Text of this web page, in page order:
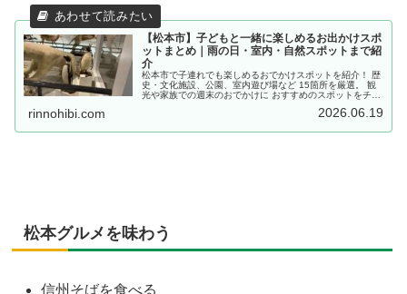
【松本市】子どもと一緒に楽しめるお出かけスポ
ットまとめ｜雨の日・室内・自然スポットまで紹
介
松本市で子連れでも楽しめるおでかけスポットを紹介！ 歴
史・文化施設、公園、室内遊び場など 15箇所を厳選。 観
光や家族での週末のおでかけに おすすめのスポットをチェ
rinnohibi.com 2026.06.19
松本グルメを味わう
信州そばを食べる